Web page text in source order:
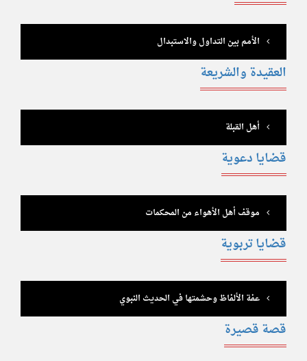
الأمم بين التداول والاستبدال
العقيدة والشريعة
أهل القبلة
قضايا دعوية
موقف أهل الأهواء من المحكمات
قضايا تربوية
عفة الألفاظ وحشمتها في الحديث النبوي
قصة قصيرة